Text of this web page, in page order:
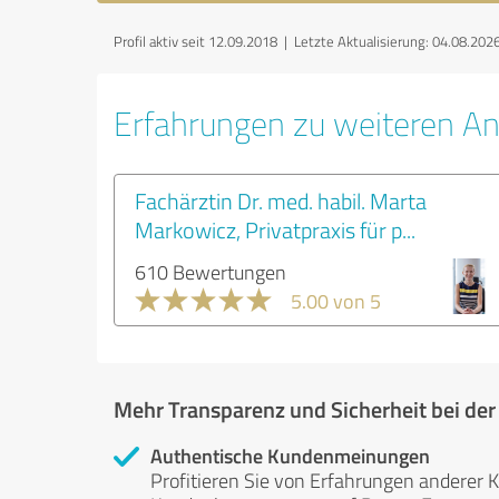
Profil aktiv seit 12.09.2018 | Letzte Aktualisierung:
Erfahrungen zu weiteren
Fachärztin Dr. med. habil. Marta
Markowicz, Privatpraxis für p...
610 Bewertungen
5.00 von 5
Mehr Transparenz und Sicherheit bei
Authentische Kundenmeinungen
Profitieren Sie von Erfahrungen anderer